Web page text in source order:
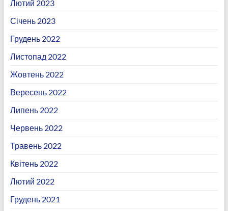
Лютий 2023
Січень 2023
Грудень 2022
Листопад 2022
Жовтень 2022
Вересень 2022
Липень 2022
Червень 2022
Травень 2022
Квітень 2022
Лютий 2022
Грудень 2021